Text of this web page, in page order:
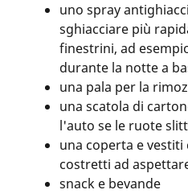
uno spray
sghiacciare più
finestrini, ad
durante la notte a
una pala per la
una scatola di
l'auto se le ruote
una coperta e vestiti
costretti ad
snack e bevande